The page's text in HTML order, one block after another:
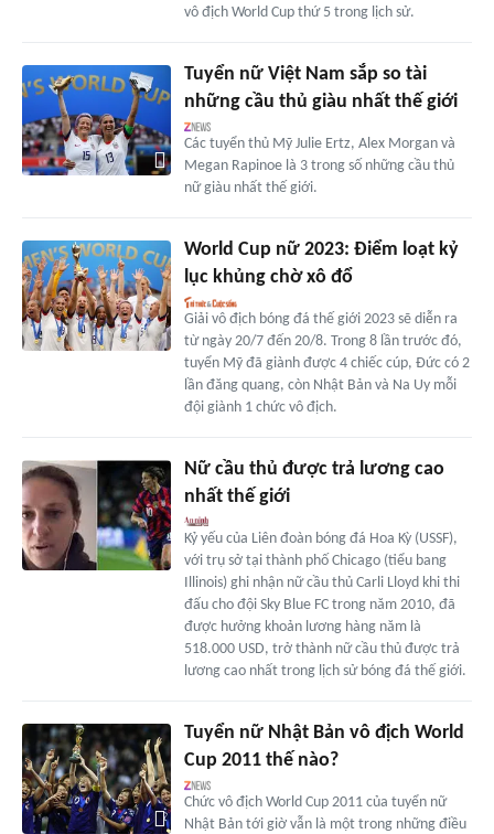
vô địch World Cup thứ 5 trong lịch sử.
Tuyển nữ Việt Nam sắp so tài
những cầu thủ giàu nhất thế giới
Các tuyển thủ Mỹ Julie Ertz, Alex Morgan và
Megan Rapinoe là 3 trong số những cầu thủ
nữ giàu nhất thế giới.
World Cup nữ 2023: Điểm loạt kỷ
lục khủng chờ xô đổ
Giải vô địch bóng đá thế giới 2023 sẽ diễn ra
từ ngày 20/7 đến 20/8. Trong 8 lần trước đó,
tuyển Mỹ đã giành được 4 chiếc cúp, Đức có 2
lần đăng quang, còn Nhật Bản và Na Uy mỗi
đội giành 1 chức vô địch.
Nữ cầu thủ được trả lương cao
nhất thế giới
Kỷ yếu của Liên đoàn bóng đá Hoa Kỳ (USSF),
với trụ sở tại thành phố Chicago (tiểu bang
Illinois) ghi nhận nữ cầu thủ Carli Lloyd khi thi
đấu cho đội Sky Blue FC trong năm 2010, đã
được hưởng khoản lương hàng năm là
518.000 USD, trở thành nữ cầu thủ được trả
lương cao nhất trong lịch sử bóng đá thế giới.
Tuyển nữ Nhật Bản vô địch World
Cup 2011 thế nào?
Chức vô địch World Cup 2011 của tuyển nữ
Nhật Bản tới giờ vẫn là một trong những điều